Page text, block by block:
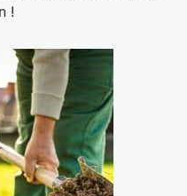
!